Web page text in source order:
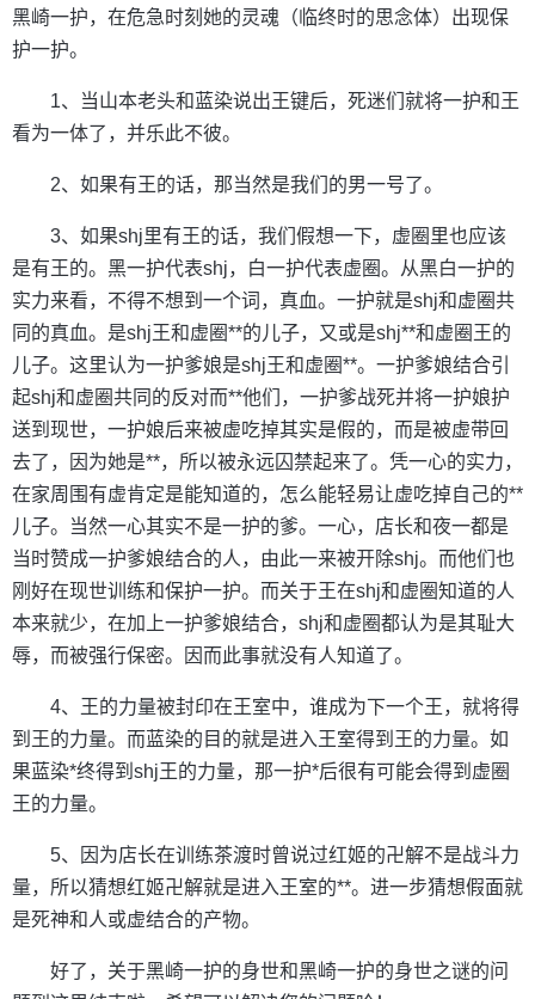
黑崎一护，在危急时刻她的灵魂（临终时的思念体）出现保
护一护。
1、当山本老头和蓝染说出王键后，死迷们就将一护和王
看为一体了，并乐此不彼。
2、如果有王的话，那当然是我们的男一号了。
3、如果shj里有王的话，我们假想一下，虚圈里也应该
是有王的。黑一护代表shj，白一护代表虚圈。从黑白一护的
实力来看，不得不想到一个词，真血。一护就是shj和虚圈共
同的真血。是shj王和虚圈**的儿子，又或是shj**和虚圈王的
儿子。这里认为一护爹娘是shj王和虚圈**。一护爹娘结合引
起shj和虚圈共同的反对而**他们，一护爹战死并将一护娘护
送到现世，一护娘后来被虚吃掉其实是假的，而是被虚带回
去了，因为她是**，所以被永远囚禁起来了。凭一心的实力，
在家周围有虚肯定是能知道的，怎么能轻易让虚吃掉自己的**
儿子。当然一心其实不是一护的爹。一心，店长和夜一都是
当时赞成一护爹娘结合的人，由此一来被开除shj。而他们也
刚好在现世训练和保护一护。而关于王在shj和虚圈知道的人
本来就少，在加上一护爹娘结合，shj和虚圈都认为是其耻大
辱，而被强行保密。因而此事就没有人知道了。
4、王的力量被封印在王室中，谁成为下一个王，就将得
到王的力量。而蓝染的目的就是进入王室得到王的力量。如
果蓝染*终得到shj王的力量，那一护*后很有可能会得到虚圈
王的力量。
5、因为店长在训练茶渡时曾说过红姬的卍解不是战斗力
量，所以猜想红姬卍解就是进入王室的**。进一步猜想假面就
是死神和人或虚结合的产物。
好了，关于黑崎一护的身世和黑崎一护的身世之谜的问